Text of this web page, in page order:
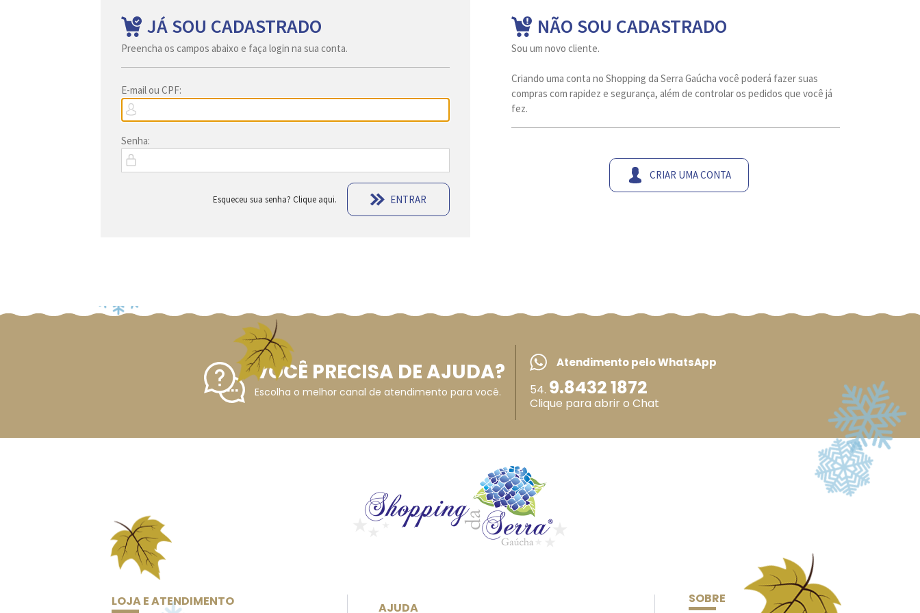
JÁ SOU CADASTRADO
Preencha os campos abaixo e faça login na sua conta.
E-mail ou CPF:
Senha:
ENTRAR
Esqueceu sua senha? Clique aqui.
NÃO SOU CADASTRADO
Sou um novo cliente.
Criando uma conta no Shopping da Serra Gaúcha você poderá fazer suas
compras com rapidez e segurança, além de controlar os pedidos que você já
fez.
CRIAR UMA CONTA
VOCÊ PRECISA DE AJUDA?
Escolha o melhor canal de atendimento para você.
Atendimento pelo WhatsApp
54. 9.8432 1872
Clique para abrir o Chat
LOJA E ATENDIMENTO AJUDA
SOBRE